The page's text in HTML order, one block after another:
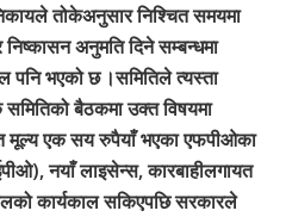
तोकेअनुसार निश्चित समयमा
अनुमति दिने सम्बन्धमा
पनि भएको छ ।समितिले त्यस्ता
बैठकमा उक्त विषयमा
मूल्य एक सय रुपैयाँ भएका एफपीओका
नयाँ लाइसेन्स, कारबाहीलगायत
कार्यकाल सकिएपछि सरकारले